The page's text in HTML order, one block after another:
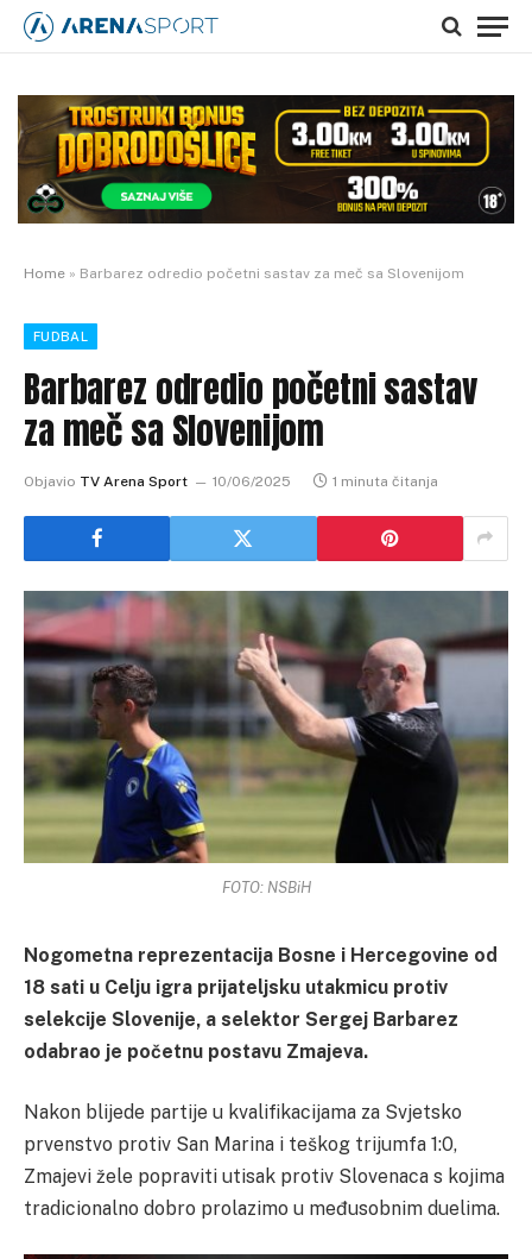
Home » Barbarez odredio početni sastav za meč sa Slovenijom
FUDBAL
Barbarez odredio početni sastav
za meč sa Slovenijom
Objavio TV Arena Sport 10/06/2025 1 minuta čitanja
FOTO: NSBiH
Nogometna reprezentacija Bosne i Hercegovine od
18 sati u Celju igra prijateljsku utakmicu protiv
selekcije Slovenije, a selektor Sergej Barbarez
odabrao je početnu postavu Zmajeva.
Nakon blijede partije u kvalifikacijama za Svjetsko
prvenstvo protiv San Marina i teškog trijumfa 1:0,
Zmajevi žele popraviti utisak protiv Slovenaca s kojima
tradicionalno dobro prolazimo u međusobnim duelima.